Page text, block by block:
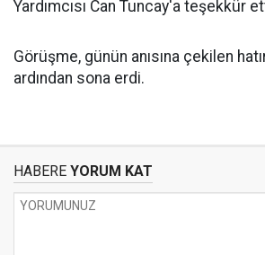
Yardımcısı Can Tuncay'a teşekkür
Görüşme, günün anısına çekilen
ardından sona erdi.
HABERE YORUM KAT